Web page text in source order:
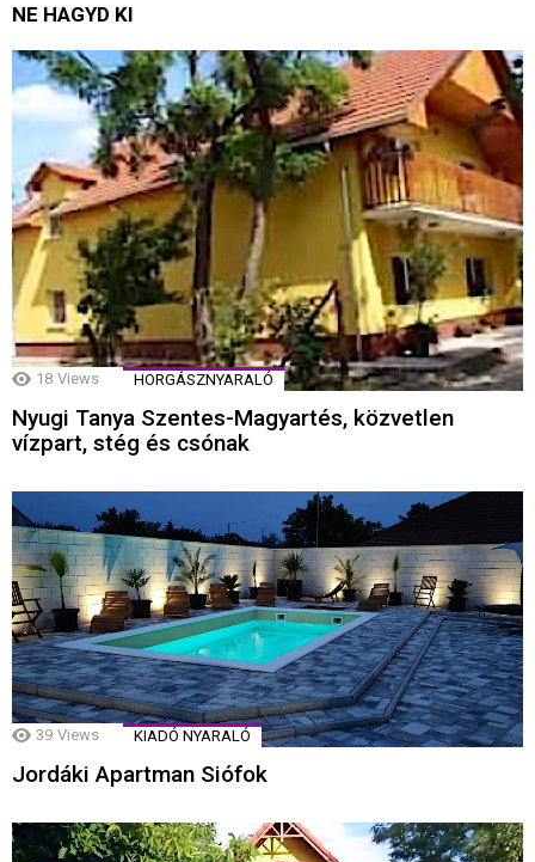
NE HAGYD KI
18 Views HORGÁSZNYARALÓ
Nyugi Tanya Szentes-Magyartés, közvetlen
vízpart, stég és csónak
39 Views KIADÓ NYARALÓ
Jordáki Apartman Siófok